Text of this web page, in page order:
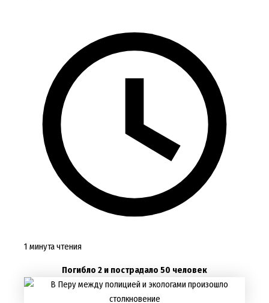
1 минута чтения
Погибло 2 и пострадало 50 человек